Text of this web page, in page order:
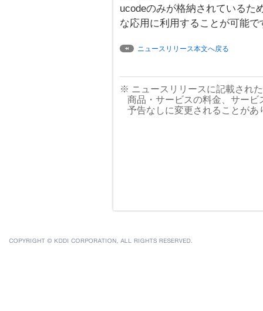
ucodeのみが格納されているた
な応用に利用することが可能で
ニュースリリース本文へ戻る
※ ニュースリリースに記載され
商品・サービスの料金、サー
予告なしに変更されることが